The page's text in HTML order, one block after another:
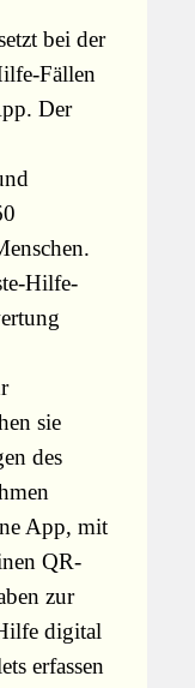
bei der
Fällen
Der
Hilfe-
sie
des
App, mit
QR-
zur
digital
erfassen